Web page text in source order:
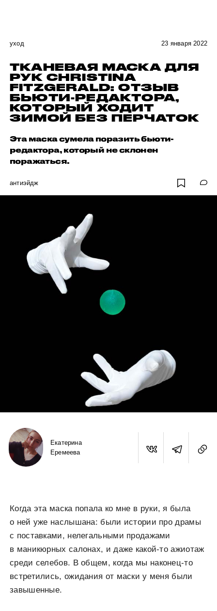
уход 23 января 2022
ТКАНЕВАЯ МАСКА ДЛЯ
РУК CHRISTINA
FITZGERALD: ОТЗЫВ
БЬЮТИ-РЕДАКТОРА,
КОТОРЫЙ ХОДИТ
ЗИМОЙ БЕЗ ПЕРЧАТОК
Эта маска сумела поразить бьюти-
редактора, который не склонен
поражаться.
антиэйдж
Екатерина
Еремеева
Когда эта маска попала ко мне в руки, я была
о ней уже наслышана: были истории про драмы
с поставками, нелегальными продажами
в маникюрных салонах, и даже какой-то ажиотаж
среди селебов. В общем, когда мы наконец-то
встретились, ожидания от маски у меня были
завышенные.